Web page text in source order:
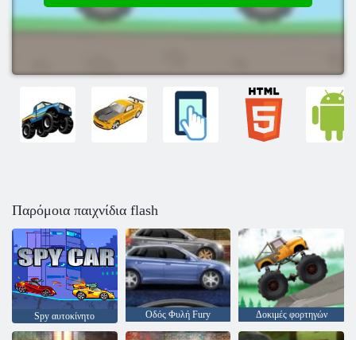
Παρόμοια παιχνίδια flash
Spy αυτοκίνητο Οδός Φυλή Fury Δοκιμές φορτηγών